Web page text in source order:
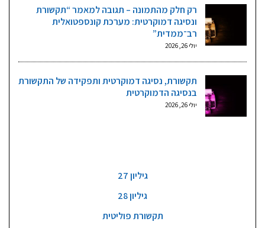
רק חלק מהתמונה – תגובה למאמר “תקשורת
ונסיגה דמוקרטית: מערכת קונספטואלית
רב־ממדית”
יולי 26, 2026
תקשורת, נסיגה דמוקרטית ותפקידה של התקשורת
בנסיגה הדמוקרטית
יולי 26, 2026
גיליון 27
גיליון 28
תקשורת פוליטית